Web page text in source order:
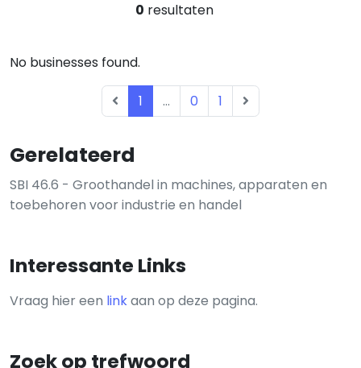
Gerelateerd
SBI 46.6 - Groothandel in machines, apparaten en
toebehoren voor industrie en handel
Interessante Links
Vraag hier een linkaan op deze pagina.
Zoek op trefwoord
0 resultaten
No businesses found.
1 ... 0 1